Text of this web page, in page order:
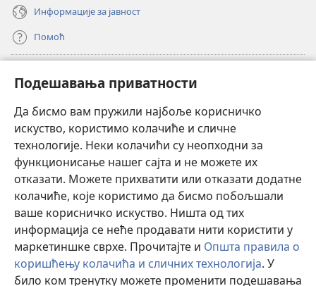
Подешавања приватности
Да бисмо вам пружили најбоље корисничко
искуство, користимо колачиће и сличне
технологије. Неки колачићи су неопходни за
функционисање нашег сајта и не можете их
отказати. Можете прихватити или отказати додатне
колачиће, које користимо да бисмо побољшали
ваше корисничко искуство. Ништа од тих
информација се неће продавати нити користити у
маркетиншке сврхе. Прочитајте и Општа правила о
коришћењу колачића и сличних технологија. У
било ком тренутку можете променити подешавања
Информације за јавност
Помоћ
(отвара
нови
прозор)ОНЛАЈН БИБЛИОТЕКА Watchtower
(отвара
нови
прозор)JW Hub®
(отвара
нови
прозор)JW Library
Watchtower Library ®
Copyright© 2026 Watch Tower Bible and Tract Society of Pennsylvania.